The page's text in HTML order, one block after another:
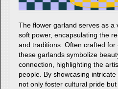
The flower garland serves as a
soft power, encapsulating the
and traditions. Often crafted
these garlands symbolize
connection, highlighting the
people. By showcasing
not only foster cultural pride